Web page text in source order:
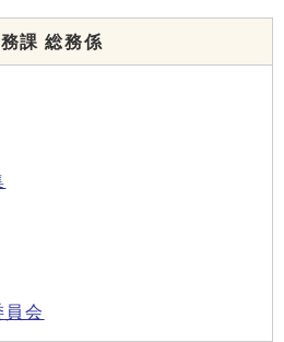
課 総務係
員会